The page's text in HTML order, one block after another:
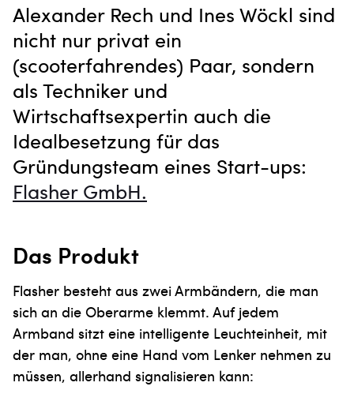
Alexander Rech und Ines Wöckl sind
nicht nur privat ein
(scooterfahrendes) Paar, sondern
als Techniker und
Wirtschaftsexpertin auch die
Idealbesetzung für das
Gründungsteam eines Start-ups:
Flasher GmbH.
Das Produkt
Flasher besteht aus zwei Armbändern, die man
sich an die Oberarme klemmt. Auf jedem
Armband sitzt eine intelligente Leuchteinheit, mit
der man, ohne eine Hand vom Lenker nehmen zu
müssen, allerhand signalisieren kann: